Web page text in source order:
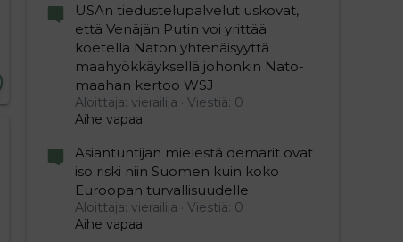
USAn tiedustelupalvelut uskovat,
että Venäjän Putin voi yrittää
koetella Naton yhtenäisyyttä
maahyökkäyksellä johonkin Nato-
maahan kertoo WSJ
Aloittaja: vierailija
Viestiä: 0
Aihe vapaa
Asiantuntijan mielestä demarit ovat
iso riski niin Suomen kuin koko
Euroopan turvallisuudelle
Aloittaja: vierailija
Viestiä: 0
Aihe vapaa